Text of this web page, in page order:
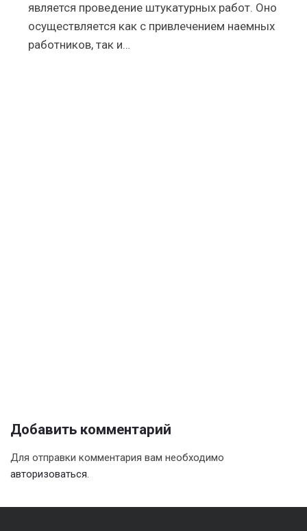
является проведение штукатурных работ. Оно
осуществляется как с привлечением наемных
работников, так и…
Добавить комментарий
Для отправки комментария вам необходимо
авторизоваться